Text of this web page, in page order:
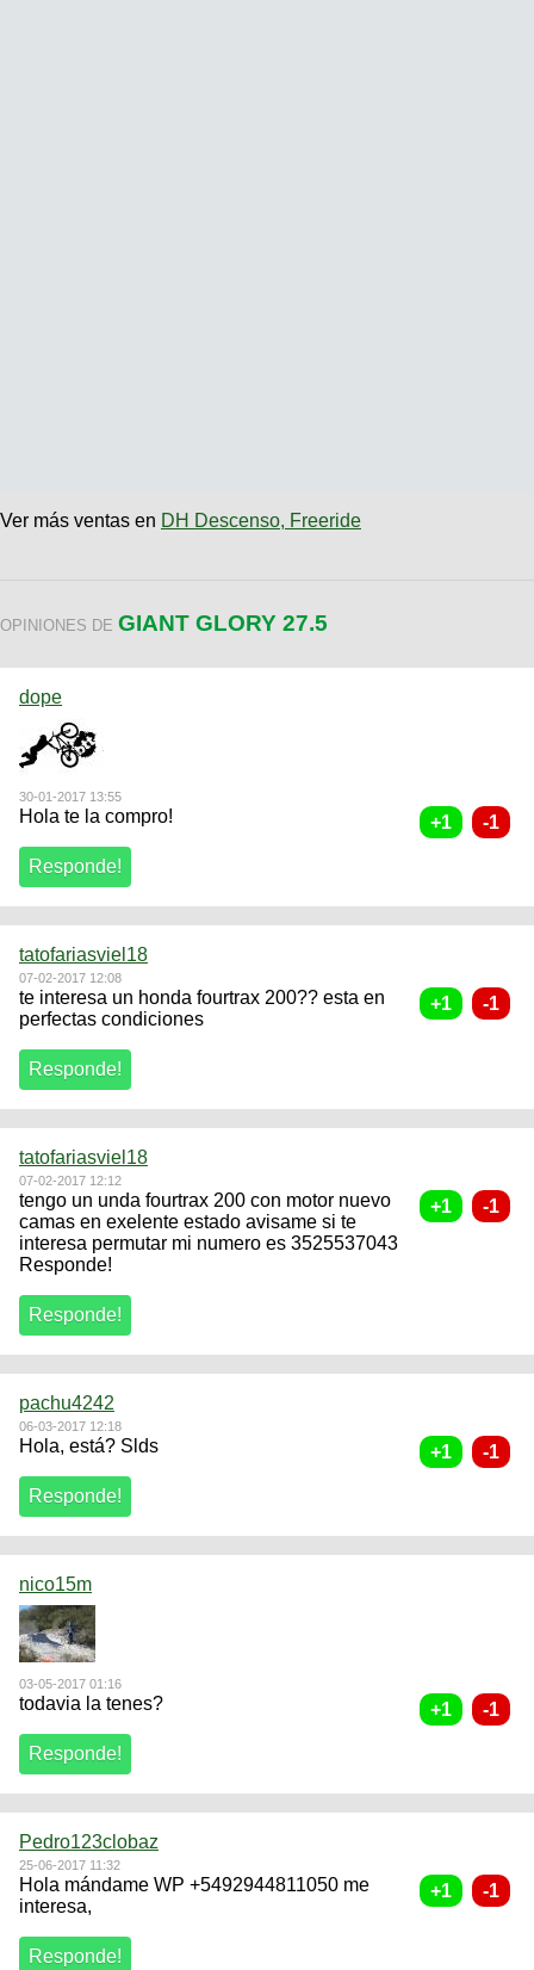
Ver más ventas en DH Descenso, Freeride
OPINIONES DE GIANT GLORY 27.5
dope
30-01-2017 13:55
Hola te la compro!
tatofariasviel18
07-02-2017 12:08
te interesa un honda fourtrax 200?? esta en
perfectas condiciones
tatofariasviel18
07-02-2017 12:12
tengo un unda fourtrax 200 con motor nuevo
camas en exelente estado avisame si te
interesa permutar mi numero es 3525537043
Responde!
pachu4242
06-03-2017 12:18
Hola, está? Slds
nico15m
03-05-2017 01:16
todavia la tenes?
Pedro123clobaz
25-06-2017 11:32
Hola mándame WP +5492944811050 me
interesa,